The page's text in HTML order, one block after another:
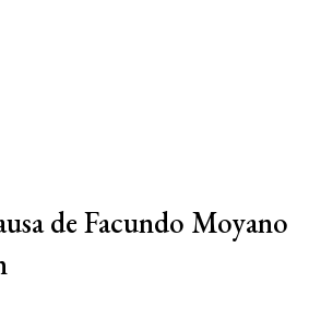
de Facundo Moyano